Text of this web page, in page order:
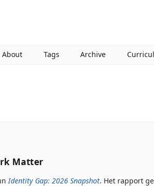
About Tags Archive
Matter
Identity Gap: 2026 Snapshot. Het rapport